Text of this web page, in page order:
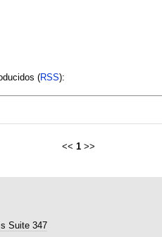
(RSS):
<< 1 >>
Suite 347